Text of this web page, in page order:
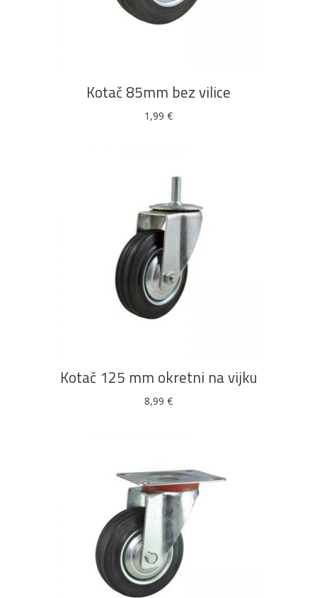
DODAJ U KOŠARICU
Kotač 85mm bez vilice
1,99 €
DODAJ U KOŠARICU
Kotač 125 mm okretni na vijku
8,99 €
DODAJ U KOŠARICU